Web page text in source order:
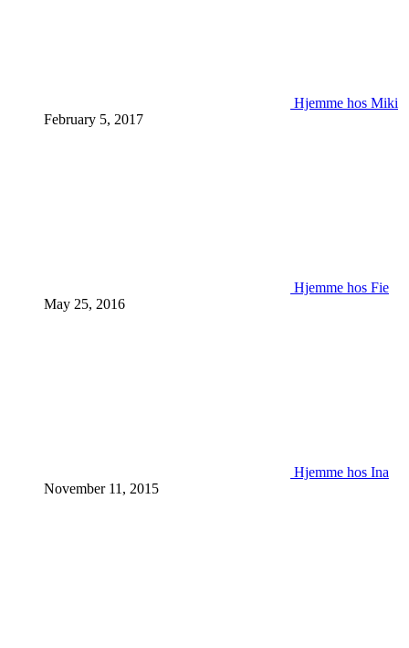
Hjemme hos Miki
February 5, 2017
Hjemme hos Fie
May 25, 2016
Hjemme hos Ina
November 11, 2015